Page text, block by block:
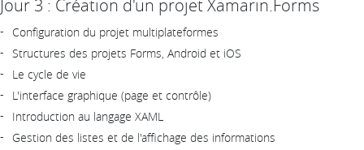
Jour 3 : Création d'un projet Xamarin.Forms
Configuration du projet multiplateformes
Structures des projets Forms, Android et iOS
Le cycle de vie
L'interface graphique (page et contrôle)
Introduction au langage XAML
Gestion des listes et de l'affichage des informations